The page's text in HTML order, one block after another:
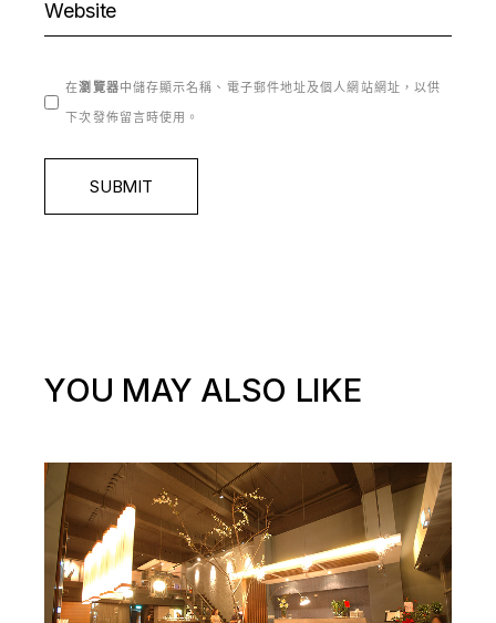
在瀏覽器中儲存顯示名稱、電子郵件地址及個人網站網址，以供
下次發佈留言時使用。
SUBMIT
YOU MAY ALSO LIKE